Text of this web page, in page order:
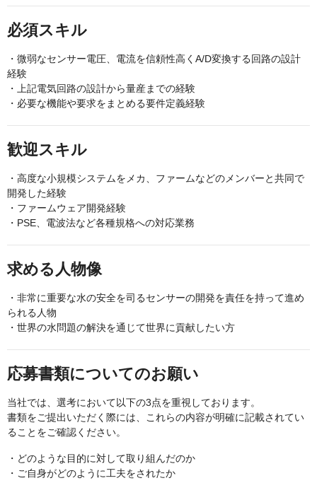
必須スキル
・微弱なセンサー電圧、電流を信頼性高くA/D変換する回路の設計
経験
・上記電気回路の設計から量産までの経験
・必要な機能や要求をまとめる要件定義経験
歓迎スキル
・高度な小規模システムをメカ、ファームなどのメンバーと共同で
開発した経験
・ファームウェア開発経験
・PSE、電波法など各種規格への対応業務
求める人物像
・非常に重要な水の安全を司るセンサーの開発を責任を持って進め
られる人物
・世界の水問題の解決を通じて世界に貢献したい方
応募書類についてのお願い
当社では、選考において以下の3点を重視しております。
書類をご提出いただく際には、これらの内容が明確に記載されてい
ることをご確認ください。
・どのような目的に対して取り組んだのか
・ご自身がどのように工夫をされたか